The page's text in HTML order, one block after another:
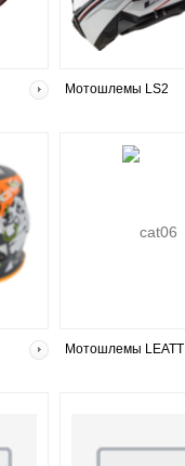
Мотошлемы LS2
Мотошлемы LEATT